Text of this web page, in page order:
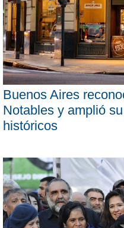
Buenos Aires
Notables y amplió
históricos